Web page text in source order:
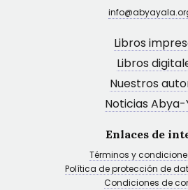
Libros
Libros
Nuestros
Noticias Abya-
Enlaces de
Términos y
Política de protección de
Condiciones de